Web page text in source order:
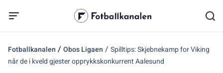
Fotballkanalen / Obos Ligaen / Spilltips: Skjebnekamp for Viking
når de i kveld gjester opprykkskonkurrent Aalesund